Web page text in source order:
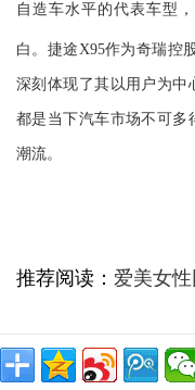
自造车水平的代表车型
白。捷途X95作为奇瑞控
深刻体现了其以用户为中
都是当下汽车市场不可多
潮流。
推荐阅读： 爱美女性